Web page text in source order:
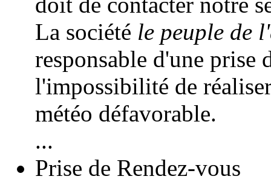
La société le peuple de
responsable d'une prise
l'impossibilité de
météo défavorable.
...
Prise de Rendez-vous